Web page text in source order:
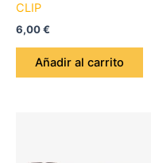
CLIP
6,00€
Añadir al carrito